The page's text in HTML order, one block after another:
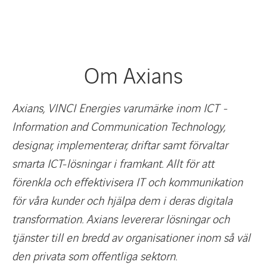
Om Axians
Axians, VINCI Energies varumärke inom ICT -
Information and Communication Technology,
designar, implementerar, driftar samt förvaltar
smarta ICT-lösningar i framkant. Allt för att
förenkla och effektivisera IT och kommunikation
för våra kunder och hjälpa dem i deras digitala
transformation. Axians levererar lösningar och
tjänster till en bredd av organisationer inom så väl
den privata som offentliga sektorn.